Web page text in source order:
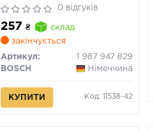
0 відгуків
257 ₴
склад
закінчується
Артикул:
1 987 947 829
BOSCH
Німеччина
КУПИТИ Код: 11538-42